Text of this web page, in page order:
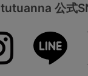
tutuanna 公式